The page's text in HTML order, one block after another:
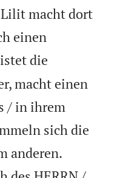
Lilit macht dort
einen
die
macht einen
/ in ihrem
sich die
anderen.